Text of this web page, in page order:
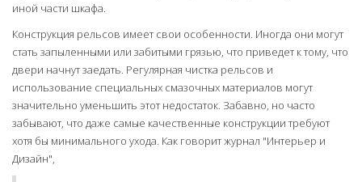
иной части шкафа.
Конструкция рельсов имеет свои особенности. Иногда они могут
стать запыленными или забитыми грязью, что приведет к тому, что
двери начнут заедать. Регулярная чистка рельсов и
использование специальных смазочных материалов могут
значительно уменьшить этот недостаток. Забавно, но часто
забывают, что даже самые качественные конструкции требуют
хотя бы минимального ухода. Как говорит журнал "Интерьер и
Дизайн",